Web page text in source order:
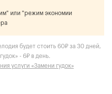
или "режим экономии
будет стоить 60₽ за 30 дней,
- 6₽ в день.
услуги «Замени гудок»